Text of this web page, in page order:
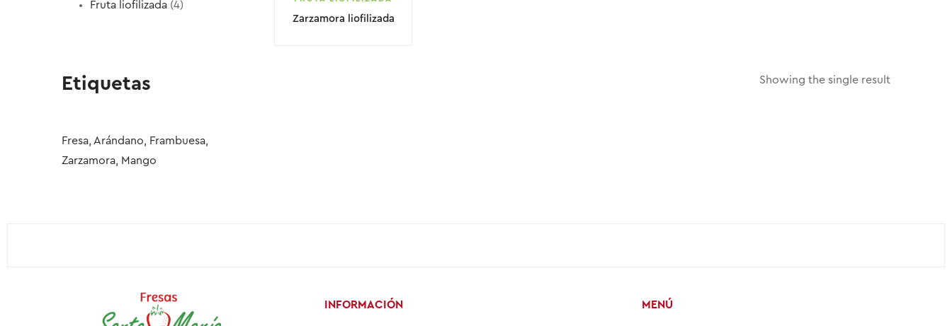
Fruta liofilizada 4
Etiquetas
Fresa, Arándano, Frambuesa,
Zarzamora, Mango
Zarzamora liofilizada
Showing the single result
INFORMACIÓN MENÚ